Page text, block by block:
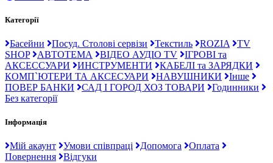
Категорії
Басейни Посуд. Столові сервізи Текстиль ROZIA
TV
SHOP
АВТОТЕМА ВІДЕО АУДІО TV
ІГРОВІ та
АКСЕССУАРИ
ИНСТРУМЕНТИ
КАБЕЛІ та ЗАРЯДКИ
КОМП`ЮТЕРИ ТА АКСЕСУАРИ
НАВУШНИКИ
Інше
ПОВЕР БАНКИ
САД І ГОРОД ХОЗ ТОВАРИ
Годинники
Без категорії
Інформація
Мій акаунт Умови співпраці Допомога
Оплата
Повернення
Відгуки